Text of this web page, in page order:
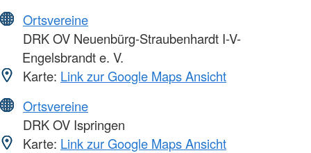
Ortsvereine
DRK OV Neuenbürg-Straubenhardt I-V-
Engelsbrandt e. V.
Karte: Link zur Google Maps Ansicht
Ortsvereine
DRK OV Ispringen
Karte: Link zur Google Maps Ansicht